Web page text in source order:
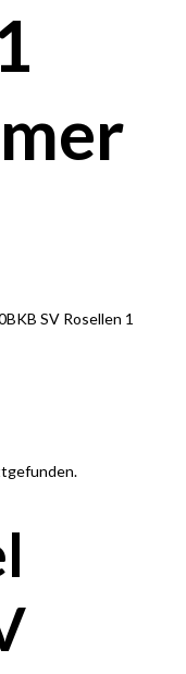
SV Rosellen 1